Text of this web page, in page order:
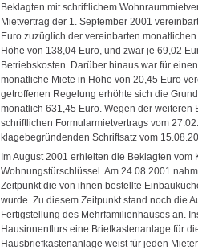
Beklagten mit schriftlichem
Mietvertrag der 1. September 2001
Euro zuzüglich der vereinbarten
Höhe von 138,04 Euro, und zwar je 69,02
Betriebskosten. Darüber hinaus war für
monatliche Miete in Höhe von 20,45 Euro
getroffenen Regelung erhöhte sich die
monatlich 631,45 Euro. Wegen der weiteren
schriftlichen Formularmietvertrags vom
klagebegründenden Schriftsatz vom
Im August 2001 erhielten die Beklagten vom
Wohnungstürschlüssel. Am 24.08.2001
Zeitpunkt die von ihnen bestellte
wurde. Zu diesem Zeitpunkt stand noch die
Fertigstellung des Mehrfamilienhauses an.
Hausinnenflurs eine Briefkastenanlage für
Hausbriefkastenanlage weist für jeden